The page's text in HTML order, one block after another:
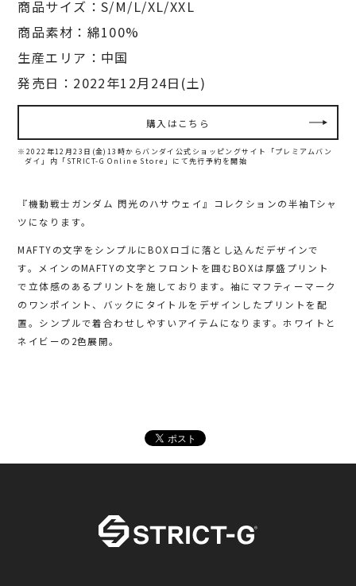
商品サイズ：S/M/L/XL/XXL
商品素材：綿100%
生産エリア：中国
発売日：2022年12月24日(土)
購入はこちら
※2022年12月23日(金)13時からバンダイ公式ショッピングサイト「プレミアムバン
ダイ」内 「STRICT-G Online Store」にて先行予約を開始
『機動戦士ガンダム 閃光のハサウェイ』コレクションの半袖Tシャ
ツになります。
MAFTYの文字をシンプルにBOXロゴに落とし込んだデザインで
す。メインのMAFTYの文字とフロントを囲むBOXは厚盛プリント
で立体感のあるプリントを施しております。袖にマフティーマーク
のワンポイント、バックにタイトルをデザインしたプリントを配
置。シンプルで着合わせしやすいアイテムになります。ホワイトと
ネイビーの2色展開。